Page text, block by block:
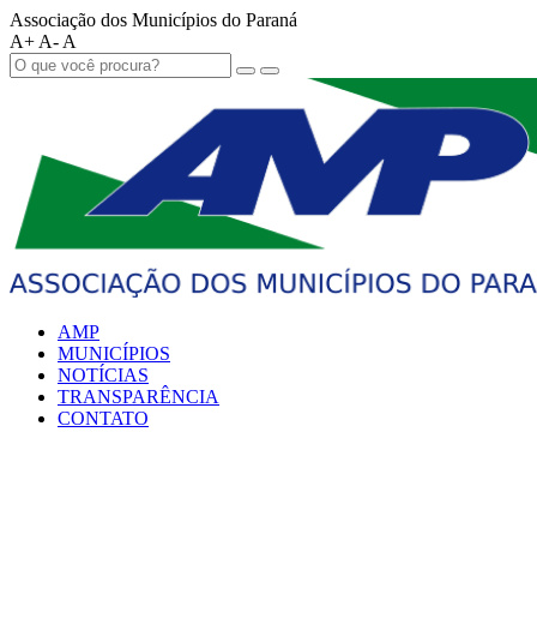
Associação dos Municípios do Paraná
A+ A- A
AMP
MUNICÍPIOS
NOTÍCIAS
TRANSPARÊNCIA
CONTATO